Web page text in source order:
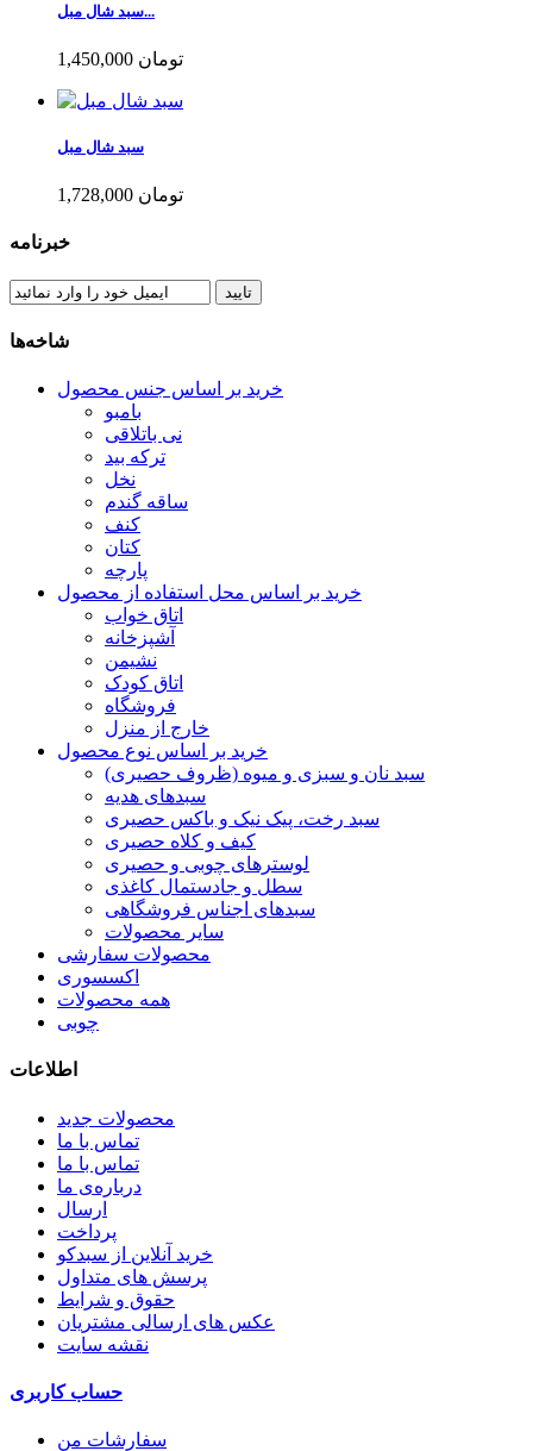
سبد شال مبل...
1,450,000 تومان
سبد شال مبل
1,728,000 تومان
خبرنامه
تایید
شاخه‌ها
خرید بر اساس جنس محصول
بامبو
نی باتلاقی
ترکه بید
نخل
ساقه گندم
کنف
کتان
پارچه
خرید بر اساس محل استفاده از محصول
اتاق خواب
آشپزخانه
نشیمن
اتاق کودک
فروشگاه
خارج از منزل
خرید بر اساس نوع محصول
سبد نان و سبزی و میوه (ظروف حصیری)
سبدهای هدیه
سبد رخت، پیک نیک و باکس حصیری
کیف و کلاه حصیری
لوسترهای چوبی و حصیری
سطل و جادستمال کاغذی
سبدهای اجناس فروشگاهی
سایر محصولات
محصولات سفارشی
اکسسوری
همه محصولات
چوبی
اطلاعات
محصولات جدید
تماس با ما
تماس با ما
درباره‌ی ما
ارسال
پرداخت
خرید آنلاین از سبدکو
پرسش های متداول
حقوق و شرایط
عکس های ارسالی مشتریان
نقشه سایت
حساب کاربری
سفارشات من